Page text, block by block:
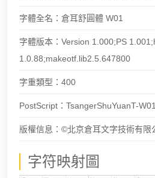
字體全名：倉耳舒圓體 W01
字體版本：Version 1.000;PS
1.0.88;makeotf.lib2.5.647800
字重類型：400
PostScript：TsangerShuYuanT-W01
版權信息：©北京倉耳文字技術有限
字符映射圖